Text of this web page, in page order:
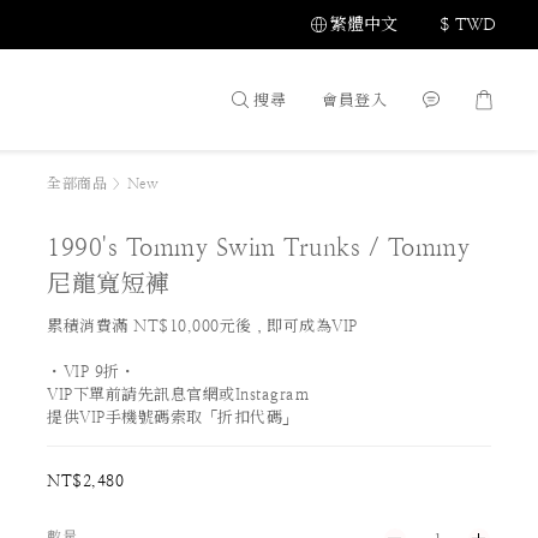
繁體中文 $ TWD
搜尋 會員登入
全部商品 > New
1990's Tommy Swim Trunks / Tommy
尼龍寬短褲
累積消費滿 NT$10,000元後，即可成為VIP
・VIP 9折・
VIP下單前請先訊息官網或Instagram
提供VIP手機號碼索取「折扣代碼」
NT$2,480